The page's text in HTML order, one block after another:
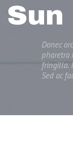
Sun
Donec
pharetra
fringilla.
Sed ac